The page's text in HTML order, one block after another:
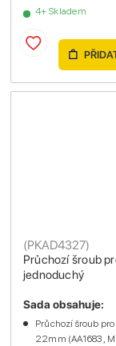
4+ Skladem
Průchozí šroub
jednoduchý
(PKAD4327)
Sada obsahuje:
Průchozí šroub
22mm (AA1683 ,